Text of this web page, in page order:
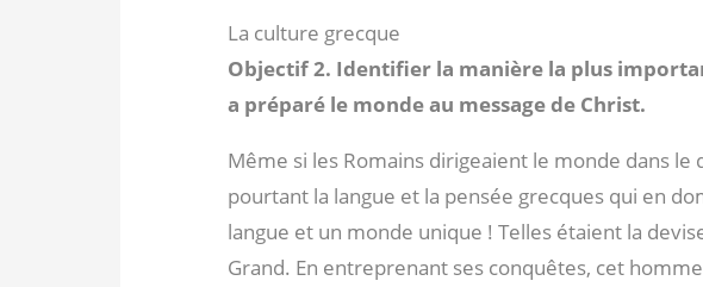
La culture grecque
Objectif 2. Identifier la manière la plus
a préparé le monde au message de Christ.
Même si les Romains dirigeaient le monde dans le
pourtant la langue et la pensée grecques qui en
langue et un monde unique ! Telles étaient la
Grand. En entreprenant ses conquêtes, cet